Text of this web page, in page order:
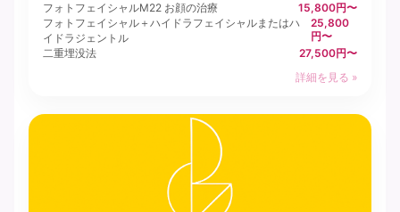
フォトフェイシャルM22 お顔の治療
15,800円〜
フォトフェイシャル＋ハイドラフェイシャルまたはハ
イドラジェントル
25,800
円〜
二重埋没法
27,500円〜
詳細を見る »